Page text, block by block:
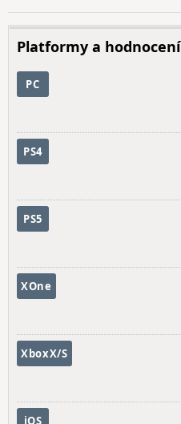
Platformy a hodnocení
PC
PS4
PS5
XOne
XboxX/S
iOS